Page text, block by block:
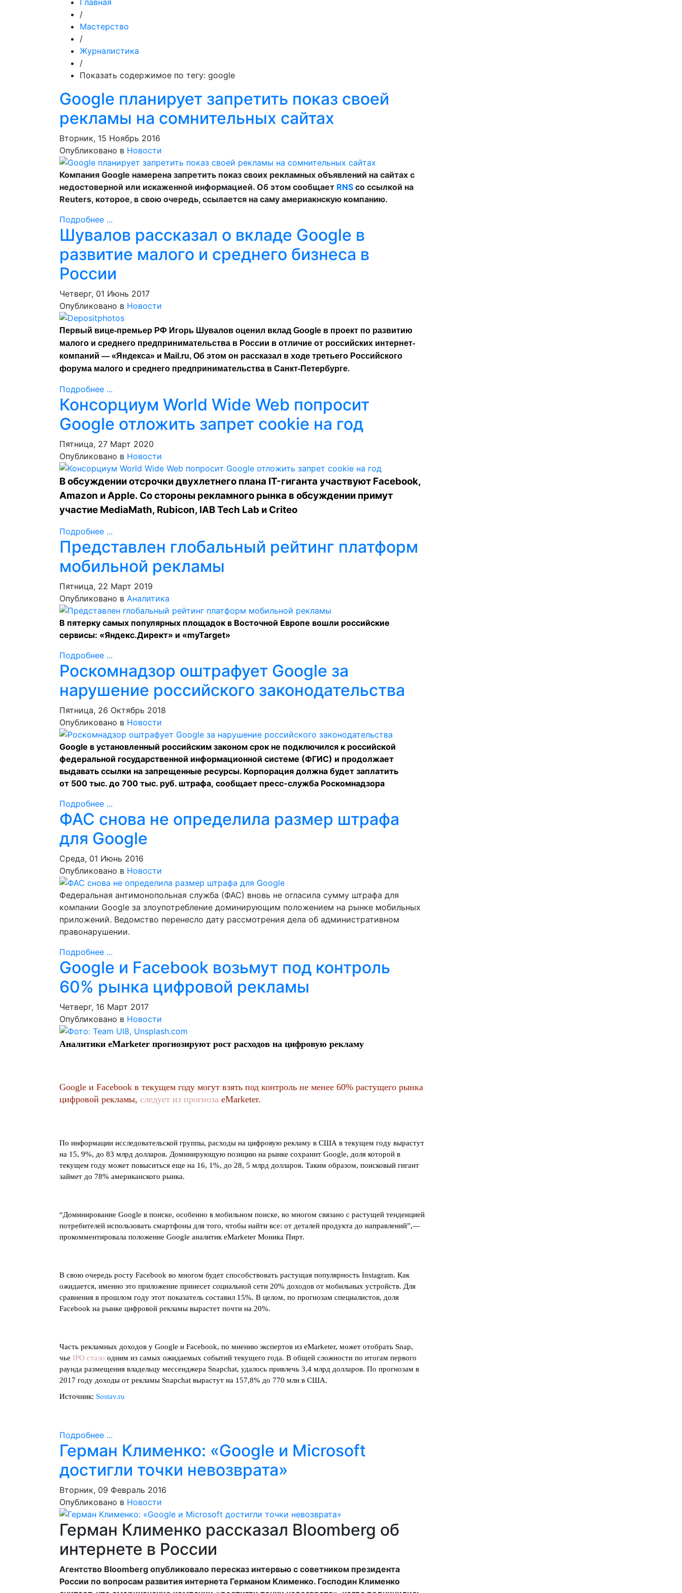
Главная
/
Мастерство
/
Журналистика
/
Показать содержимое по тегу: google
Google планирует запретить показ своей
рекламы на сомнительных сайтах
Вторник, 15 Ноябрь 2016
Опубликовано в Новости
Компания Google намерена запретить показ своих рекламных объявлений на сайтах с
недостоверной или искаженной информацией. Об этом сообщает RNS со ссылкой на
Reuters, которое, в свою очередь, ссылается на саму америакнскую компанию.
Подробнее ...
Шувалов рассказал о вкладе Google в
развитие малого и среднего бизнеса в
России
Четверг, 01 Июнь 2017
Опубликовано в Новости
Первый вице-премьер РФ Игорь Шувалов оценил вклад Google в проект по развитию
малого и среднего предпринимательства в России в отличие от российских интернет-
компаний — «Яндекса» и Mail.ru, Об этом он рассказал в ходе третьего Российского
форума малого и среднего предпринимательства в Санкт-Петербурге.
Подробнее ...
Консорциум World Wide Web попросит
Google отложить запрет cookie на год
Пятница, 27 Март 2020
Опубликовано в Новости
В обсуждении отсрочки двухлетнего плана IT-гиганта участвуют Facebook,
Amazon и Apple. Со стороны рекламного рынка в обсуждении примут
участие MediaMath, Rubicon, IAB Tech Lab и Criteo
Подробнее ...
Представлен глобальный рейтинг платформ
мобильной рекламы
Пятница, 22 Март 2019
Опубликовано в Аналитика
В пятерку самых популярных площадок в Восточной Европе вошли российские
сервисы: «Яндекс.Директ» и «myTarget»
Подробнее ...
Роскомнадзор оштрафует Google за
нарушение российского законодательства
Пятница, 26 Октябрь 2018
Опубликовано в Новости
Google в установленный российским законом срок не подключился к российской
федеральной государственной информационной системе (ФГИС) и продолжает
выдавать ссылки на запрещенные ресурсы. Корпорация должна будет заплатить
от 500 тыс. до 700 тыс. руб. штрафа, сообщает пресс-служба Роскомнадзора
Подробнее ...
ФАС снова не определила размер штрафа
для Google
Среда, 01 Июнь 2016
Опубликовано в Новости
Федеральная антимонопольная служба (ФАС) вновь не огласила сумму штрафа для
компании Google за злоупотребление доминирующим положением на рынке мобильных
приложений. Ведомство перенесло дату рассмотрения дела об административном
правонарушении.
Подробнее ...
Google и Facebook возьмут под контроль
60% рынка цифровой рекламы
Четверг, 16 Март 2017
Опубликовано в Новости
Аналитики eMarketer прогнозируют рост расходов на цифровую рекламу
Google и Facebook в текущем году могут взять под контроль не менее 60% растущего рынка
цифровой рекламы, следует из прогноза eMarketer.
По информации исследовательской группы, расходы на цифровую рекламу в США в текущем году вырастут
на 15, 9%, до 83 млрд долларов. Доминирующую позицию на рынке сохранит Google, доля которой в
текущем году может повыситься еще на 16, 1%, до 28, 5 млрд долларов. Таким образом, поисковый гигант
займет до 78% американского рынка.
“Доминирование Google в поиске, особенно в мобильном поиске, во многом связано с растущей тенденцией
потребителей использовать смартфоны для того, чтобы найти все: от деталей продукта до направлений”,—
прокомментировала положение Google аналитик eMarketer Моника Пирт.
В свою очередь росту Facebook во многом будет способствовать растущая популярность Instagram. Как
ожидается, именно это приложение принесет социальной сети 20% доходов от мобильных устройств. Для
сравнения в прошлом году этот показатель составил 15%. В целом, по прогнозам специалистов, доля
Facebook на рынке цифровой рекламы вырастет почти на 20%.
Часть рекламных доходов у Google и Facebook, по мнению экспертов из eMarketer, может отобрать Snap,
чье IPO стало одним из самых ожидаемых событий текущего года. В общей сложности по итогам первого
раунда размещения владельцу мессенджера Snapchat, удалось привлечь 3,4 млрд долларов. По прогнозам в
2017 году доходы от рекламы Snapchat вырастут на 157,8% до 770 млн в США.
Источник: Sostav.ru
Подробнее ...
Герман Клименко: «Google и Microsoft
достигли точки невозврата»
Вторник, 09 Февраль 2016
Опубликовано в Новости
Герман Клименко рассказал Bloomberg об
интернете в России
Агентство Bloomberg опубликовало пересказ интервью с советником президента
России по вопросам развития интернета Германом Клименко. Господин Клименко